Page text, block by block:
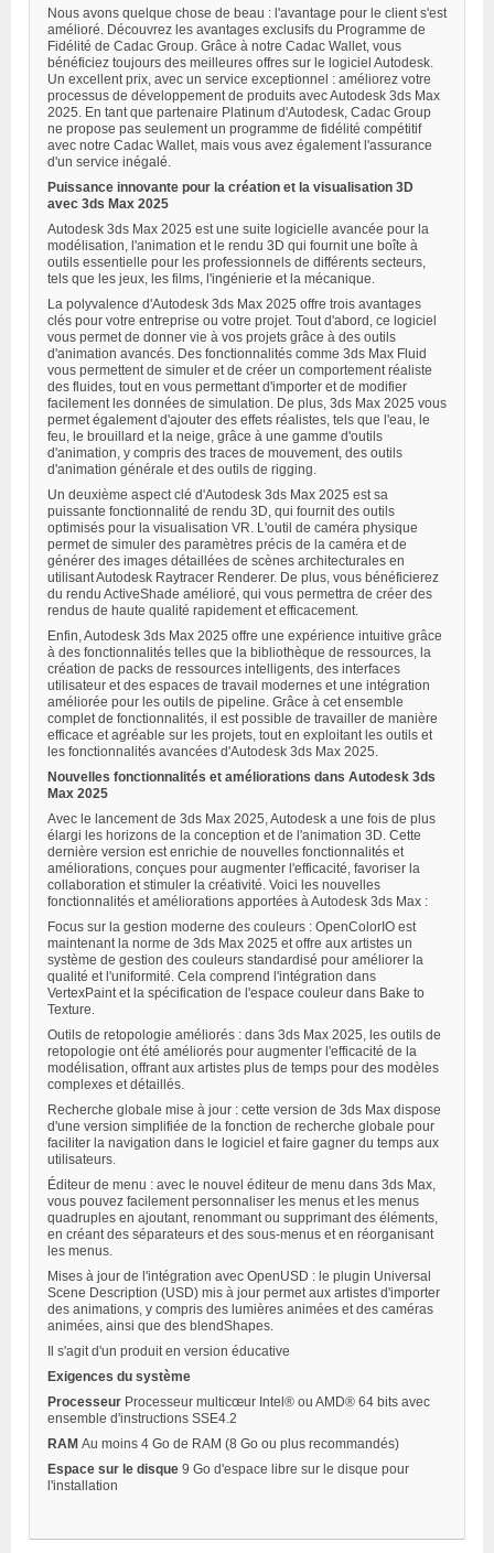
Nous avons quelque chose de beau : l'avantage pour le client s'est
amélioré. Découvrez les avantages exclusifs du Programme de
Fidélité de Cadac Group. Grâce à notre Cadac Wallet, vous
bénéficiez toujours des meilleures offres sur le logiciel Autodesk.
Un excellent prix, avec un service exceptionnel : améliorez votre
processus de développement de produits avec Autodesk 3ds Max
2025. En tant que partenaire Platinum d'Autodesk, Cadac Group
ne propose pas seulement un programme de fidélité compétitif
avec notre Cadac Wallet, mais vous avez également l'assurance
d'un service inégalé.
Puissance innovante pour la création et la visualisation 3D
avec 3ds Max 2025
Autodesk 3ds Max 2025 est une suite logicielle avancée pour la
modélisation, l'animation et le rendu 3D qui fournit une boîte à
outils essentielle pour les professionnels de différents secteurs,
tels que les jeux, les films, l'ingénierie et la mécanique.
La polyvalence d'Autodesk 3ds Max 2025 offre trois avantages
clés pour votre entreprise ou votre projet. Tout d'abord, ce logiciel
vous permet de donner vie à vos projets grâce à des outils
d'animation avancés. Des fonctionnalités comme 3ds Max Fluid
vous permettent de simuler et de créer un comportement réaliste
des fluides, tout en vous permettant d'importer et de modifier
facilement les données de simulation. De plus, 3ds Max 2025 vous
permet également d'ajouter des effets réalistes, tels que l'eau, le
feu, le brouillard et la neige, grâce à une gamme d'outils
d'animation, y compris des traces de mouvement, des outils
d'animation générale et des outils de rigging.
Un deuxième aspect clé d'Autodesk 3ds Max 2025 est sa
puissante fonctionnalité de rendu 3D, qui fournit des outils
optimisés pour la visualisation VR. L'outil de caméra physique
permet de simuler des paramètres précis de la caméra et de
générer des images détaillées de scènes architecturales en
utilisant Autodesk Raytracer Renderer. De plus, vous bénéficierez
du rendu ActiveShade amélioré, qui vous permettra de créer des
rendus de haute qualité rapidement et efficacement.
Enfin, Autodesk 3ds Max 2025 offre une expérience intuitive grâce
à des fonctionnalités telles que la bibliothèque de ressources, la
création de packs de ressources intelligents, des interfaces
utilisateur et des espaces de travail modernes et une intégration
améliorée pour les outils de pipeline. Grâce à cet ensemble
complet de fonctionnalités, il est possible de travailler de manière
efficace et agréable sur les projets, tout en exploitant les outils et
les fonctionnalités avancées d'Autodesk 3ds Max 2025.
Nouvelles fonctionnalités et améliorations dans Autodesk 3ds
Max 2025
Avec le lancement de 3ds Max 2025, Autodesk a une fois de plus
élargi les horizons de la conception et de l'animation 3D. Cette
dernière version est enrichie de nouvelles fonctionnalités et
améliorations, conçues pour augmenter l'efficacité, favoriser la
collaboration et stimuler la créativité. Voici les nouvelles
fonctionnalités et améliorations apportées à Autodesk 3ds Max :
Focus sur la gestion moderne des couleurs : OpenColorIO est
maintenant la norme de 3ds Max 2025 et offre aux artistes un
système de gestion des couleurs standardisé pour améliorer la
qualité et l'uniformité. Cela comprend l'intégration dans
VertexPaint et la spécification de l'espace couleur dans Bake to
Texture.
Outils de retopologie améliorés : dans 3ds Max 2025, les outils de
retopologie ont été améliorés pour augmenter l'efficacité de la
modélisation, offrant aux artistes plus de temps pour des modèles
complexes et détaillés.
Recherche globale mise à jour : cette version de 3ds Max dispose
d'une version simplifiée de la fonction de recherche globale pour
faciliter la navigation dans le logiciel et faire gagner du temps aux
utilisateurs.
Éditeur de menu : avec le nouvel éditeur de menu dans 3ds Max,
vous pouvez facilement personnaliser les menus et les menus
quadruples en ajoutant, renommant ou supprimant des éléments,
en créant des séparateurs et des sous-menus et en réorganisant
les menus.
Mises à jour de l'intégration avec OpenUSD : le plugin Universal
Scene Description (USD) mis à jour permet aux artistes d'importer
des animations, y compris des lumières animées et des caméras
animées, ainsi que des blendShapes.
Il s'agit d'un produit en version éducative
Exigences du système
Processeur Processeur multicœur Intel® ou AMD® 64 bits avec
ensemble d'instructions SSE4.2
RAM Au moins 4 Go de RAM (8 Go ou plus recommandés)
Espace sur le disque 9 Go d'espace libre sur le disque pour
l'installation